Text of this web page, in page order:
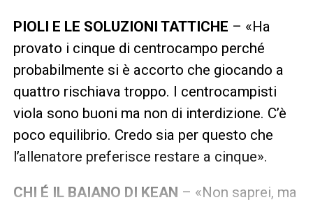
PIOLI E LE SOLUZIONI TATTICHE – «Ha
provato i cinque di centrocampo perché
probabilmente si è accorto che giocando a
quattro rischiava troppo. I centrocampisti
viola sono buoni ma non di interdizione. C’è
poco equilibrio. Credo sia per questo che
l’allenatore preferisce restare a cinque».
CHI É IL BAIANO DI KEAN – «Non saprei, ma